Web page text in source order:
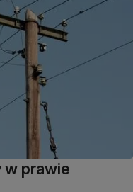
w prawie